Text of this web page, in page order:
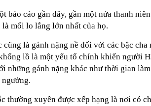
báo cáo gần đây, gần một nửa thanh
là mối lo lắng lớn nhất của họ.
cũng là gánh nặng nề đối với các bậc
lồ là một yếu tố chính khiến người
những gánh nặng khác như thời gian
ngưởng.
thường xuyên được xếp hạng là nơi có